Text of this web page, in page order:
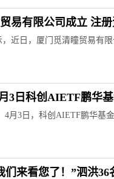
易有限公司成立 注册
，近日，厦门觅清瞳贸易有
3日科创AIETF鹏华
山办公、澜起科技、
4月3日，科创AIETF鹏华基
们来看您了！”泗洪36